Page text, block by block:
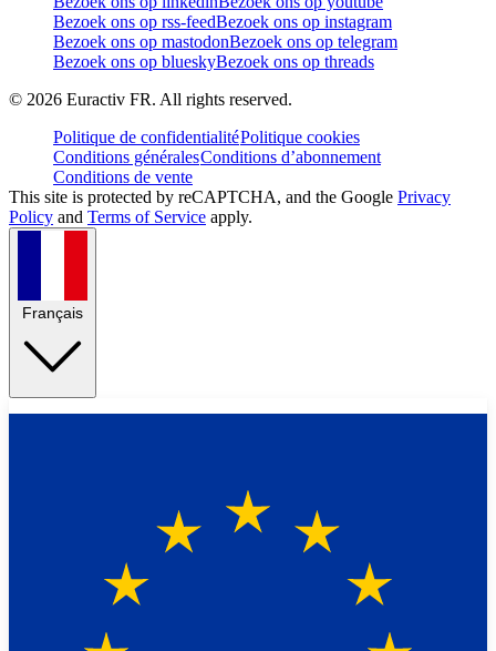
Bezoek ons op rss-feedBezoek ons op instagram
Bezoek ons op mastodonBezoek ons op telegram
Bezoek ons op blueskyBezoek ons op threads
© 2026 Euractiv FR. All rights reserved.
Politique de confidentialitéPolitique cookies
Conditions généralesConditions d’abonnement
Conditions de vente
This site is protected by reCAPTCHA, and the Google Privacy
Policy and Terms of Service apply.
Français